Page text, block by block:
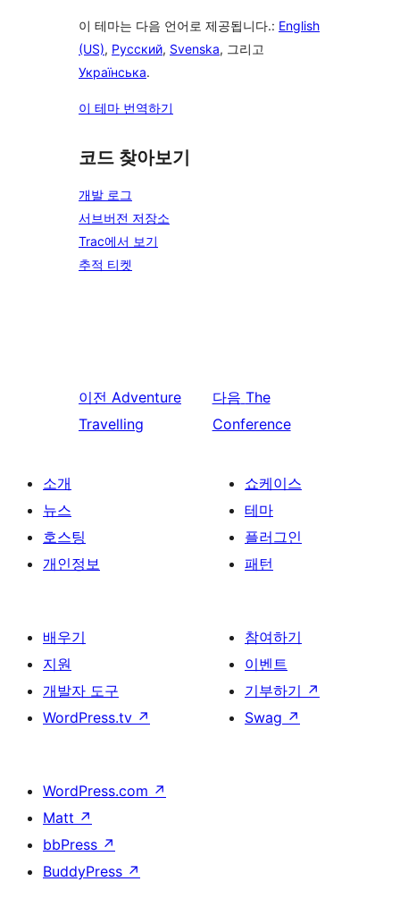
이 테마는 다음 언어로 제공됩니다.: English
(US), Русский, Svenska, 그리고
Українська.
이 테마 번역하기
코드 찾아보기
개발 로그
서브버전 저장소
Trac에서 보기
추적 티켓
이전 Adventure
Travelling
다음 The
Conference
소개
뉴스
호스팅
개인정보
쇼케이스
테마
플러그인
패턴
배우기
지원
개발자 도구
WordPress.tv ↗
참여하기
이벤트
기부하기 ↗
Swag ↗
WordPress.com ↗
Matt ↗
bbPress ↗
BuddyPress ↗